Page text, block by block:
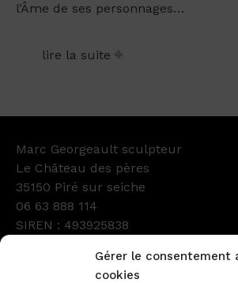
Gérer le consentement
cookies
l’Âme de ses personnages…
lire la suite
Marc Georgeault sculpteur
Le Château des pères
35150 Piré sur seiche
06 63 888 114
SIREN : 493925838
Instagram
LinkedIn